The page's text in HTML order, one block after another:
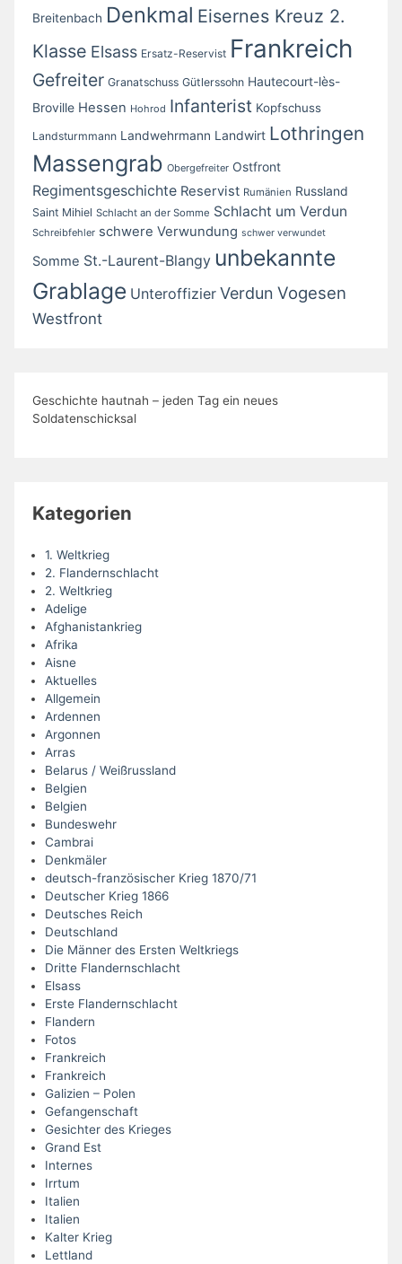
Breitenbach Denkmal Eisernes Kreuz 2.
Klasse Elsass Ersatz-Reservist Frankreich
Gefreiter Granatschuss Gütlerssohn Hautecourt-lès-
Broville Hessen Hohrod Infanterist Kopfschuss
Landsturmmann Landwehrmann Landwirt Lothringen
Massengrab Obergefreiter Ostfront
Regimentsgeschichte Reservist Rumänien Russland
Saint Mihiel Schlacht an der Somme Schlacht um Verdun
Schreibfehler schwere Verwundung schwer verwundet
Somme St.-Laurent-Blangy unbekannte
Grablage Unteroffizier Verdun Vogesen
Westfront
Geschichte hautnah – jeden Tag ein neues
Soldatenschicksal
Kategorien
1. Weltkrieg
2. Flandernschlacht
2. Weltkrieg
Adelige
Afghanistankrieg
Afrika
Aisne
Aktuelles
Allgemein
Ardennen
Argonnen
Arras
Belarus / Weißrussland
Belgien
Belgien
Bundeswehr
Cambrai
Denkmäler
deutsch-französischer Krieg 1870/71
Deutscher Krieg 1866
Deutsches Reich
Deutschland
Die Männer des Ersten Weltkriegs
Dritte Flandernschlacht
Elsass
Erste Flandernschlacht
Flandern
Fotos
Frankreich
Frankreich
Galizien – Polen
Gefangenschaft
Gesichter des Krieges
Grand Est
Internes
Irrtum
Italien
Italien
Kalter Krieg
Lettland